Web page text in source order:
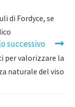
di Fordyce, se
successivo
valorizzare la
naturale del viso